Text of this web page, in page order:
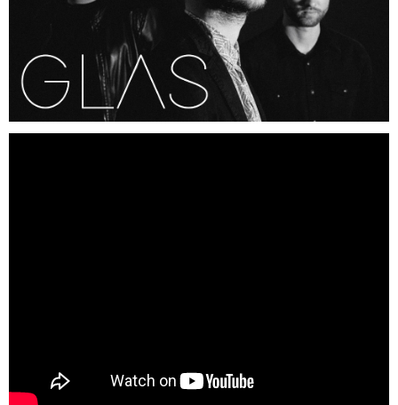
Mazarrón
San Javier